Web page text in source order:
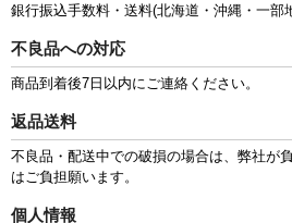
銀行振込手数料・送料(北海道・沖縄・一部
不良品への対応
商品到着後7日以内にご連絡ください。
返品送料
不良品・配送中での破損の場合は、弊社が
はご負担願います。
個人情報